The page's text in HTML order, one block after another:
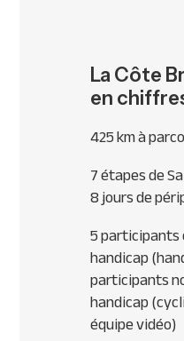
La Côte
en
425 km à
7 étapes de
8 jours de
5
handicap
participants
handicap
équipe vidéo)